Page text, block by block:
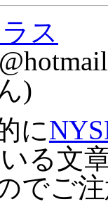
ス
)
に
る文
でご